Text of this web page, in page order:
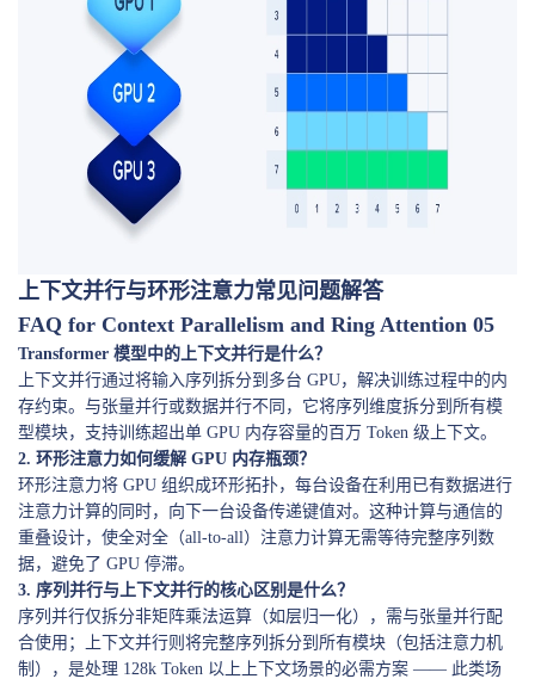
上下文并行与环形注意力常见问题解答
FAQ for Context Parallelism and Ring Attention 05
Transformer 模型中的上下文并行是什么？
上下文并行通过将输入序列拆分到多台 GPU，解决训练过程中的内
存约束。与张量并行或数据并行不同，它将序列维度拆分到所有模
型模块，支持训练超出单 GPU 内存容量的百万 Token 级上下文。
2. 环形注意力如何缓解 GPU 内存瓶颈？
环形注意力将 GPU 组织成环形拓扑，每台设备在利用已有数据进行
注意力计算的同时，向下一台设备传递键值对。这种计算与通信的
重叠设计，使全对全（all-to-all）注意力计算无需等待完整序列数
据，避免了 GPU 停滞。
3. 序列并行与上下文并行的核心区别是什么？
序列并行仅拆分非矩阵乘法运算（如层归一化），需与张量并行配
合使用；上下文并行则将完整序列拆分到所有模块（包括注意力机
制），是处理 128k Token 以上上下文场景的必需方案 —— 此类场